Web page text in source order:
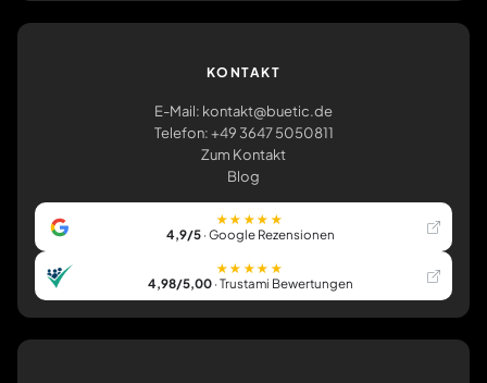
KONTAKT
E-Mail: kontakt@buetic.de
Telefon: +49 3647 5050811
Zum Kontakt
Blog
★★★★★
4,9/5· Google Rezensionen
★★★★★
4,98/5,00· Trustami Bewertungen